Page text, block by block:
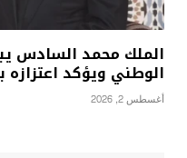
الملك محمد السادس
الوطني ويؤكد اعتزازه
أغسطس 2, 2026